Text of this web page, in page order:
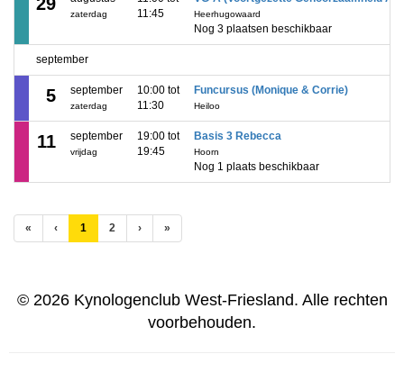
zaterdag
11:45
Heerhugowaard
Nog 3 plaatsen beschikbaar
september
5 september
zaterdag
10:00 tot
11:30
Funcursus (Monique & Corrie)
Heiloo
11 september
vrijdag
19:00 tot
19:45
Basis 3 Rebecca
Hoorn
Nog 1 plaats beschikbaar
« ‹ 1 (huidige)
2 › »
© 2026 Kynologenclub West-Friesland. Alle rechten
voorbehouden.